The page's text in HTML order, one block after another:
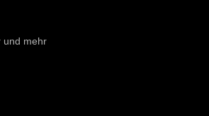
und mehr